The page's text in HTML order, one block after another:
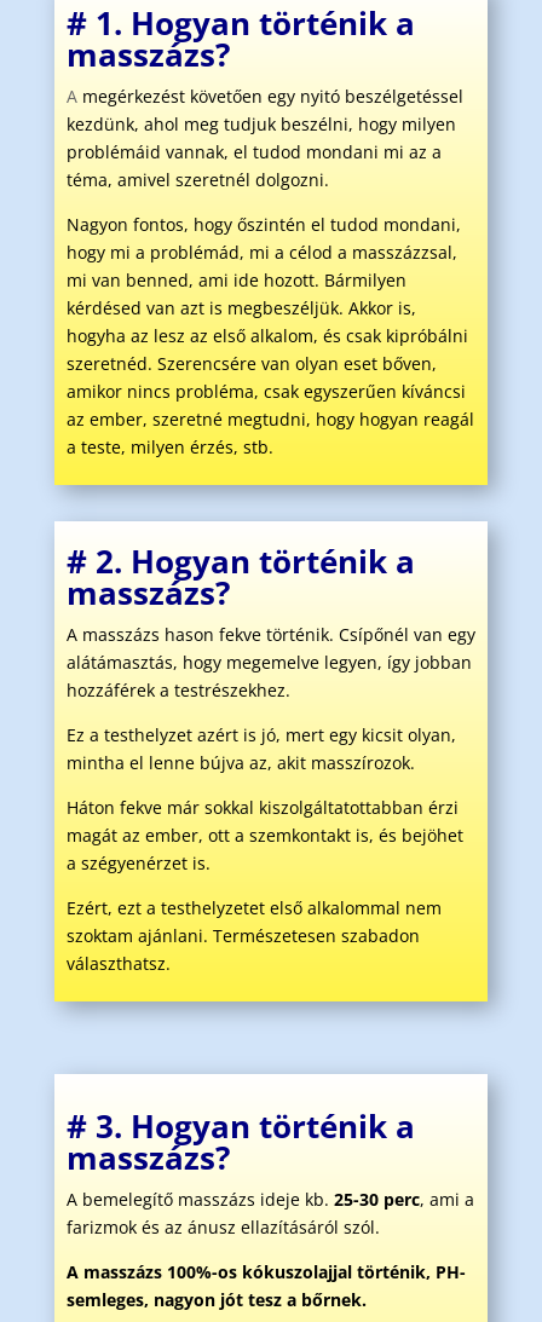
# 1. Hogyan történik a
masszázs?
Amegérkezést követően egy nyitó beszélgetéssel
kezdünk, ahol meg tudjuk beszélni, hogy milyen
problémáid vannak, el tudod mondani mi az a
téma, amivel szeretnél dolgozni.
Nagyon fontos, hogy őszintén el tudod mondani,
hogy mi a problémád, mi a célod a masszázzsal,
mi van benned, ami ide hozott. Bármilyen
kérdésed van azt is megbeszéljük. Akkor is,
hogyha az lesz az első alkalom, és csak kipróbálni
szeretnéd. Szerencsére van olyan eset bőven,
amikor nincs probléma, csak egyszerűen kíváncsi
az ember, szeretné megtudni, hogy hogyan reagál
a teste, milyen érzés, stb.
# 2. Hogyan történik a
masszázs?
A masszázs hason fekve történik. Csípőnél van egy
alátámasztás, hogy megemelve legyen, így jobban
hozzáférek a testrészekhez.
Ez a testhelyzet azért is jó, mert egy kicsit olyan,
mintha el lenne bújva az, akit masszírozok.
Háton fekve már sokkal kiszolgáltatottabban érzi
magát az ember, ott a szemkontakt is, és bejöhet
a szégyenérzet is.
Ezért, ezt a testhelyzetet első alkalommal nem
szoktam ajánlani. Természetesen szabadon
választhatsz.
# 3. Hogyan történik a
masszázs?
A bemelegítő masszázs ideje kb. 25-30 perc, ami a
farizmok és az ánusz ellazításáról szól.
A masszázs 100%-os kókuszolajjal történik, PH-
semleges, nagyon jót tesz a bőrnek.